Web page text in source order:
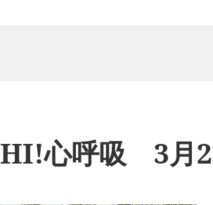
HI!心呼吸 3月